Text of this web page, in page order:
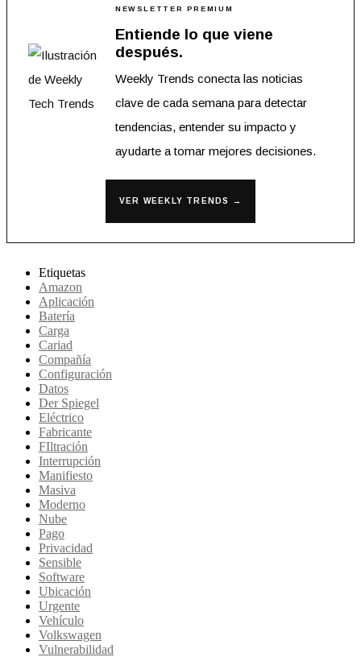
NEWSLETTER PREMIUM
Entiende lo que viene
después.
Weekly Trends conecta las noticias
clave de cada semana para detectar
tendencias, entender su impacto y
ayudarte a tomar mejores decisiones.
VER WEEKLY TRENDS →
Etiquetas
Amazon
Aplicación
Batería
Carga
Cariad
Compañía
Configuración
Datos
Der Spiegel
Eléctrico
Fabricante
FIltración
Interrupción
Manifiesto
Masiva
Moderno
Nube
Pago
Privacidad
Sensible
Software
Ubicación
Urgente
Vehículo
Volkswagen
Vulnerabilidad